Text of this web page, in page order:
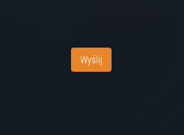
Wyślij